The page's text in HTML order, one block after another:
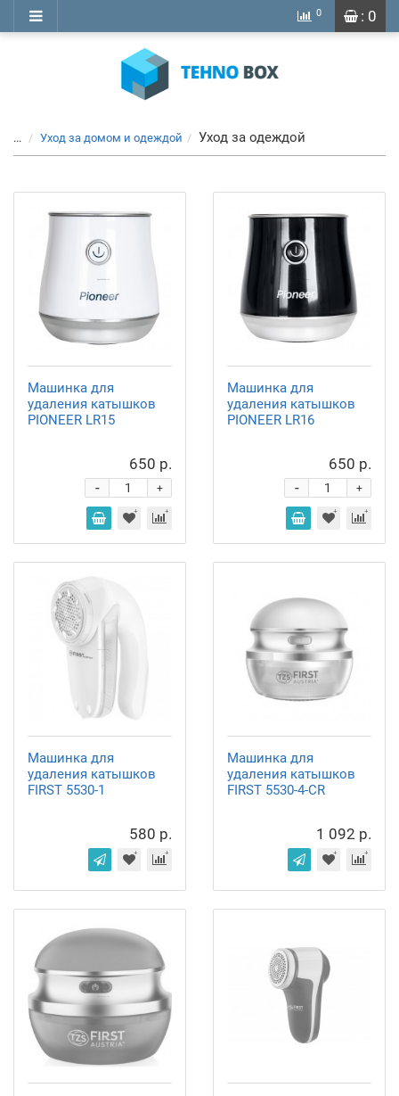
: 0
0
... Уход за домом и одеждой Уход за одеждой
Машинка для
удаления катышков
PIONEER LR15
650 р.
+
-
Машинка для
удаления катышков
PIONEER LR16
650 р.
+
-
Машинка для
удаления катышков
FIRST 5530-1
580 р.
Машинка для
удаления катышков
FIRST 5530-4-CR
1 092 р.